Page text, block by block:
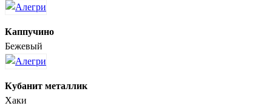
Каппучино
Бежевый
Кубанит металлик
Хаки